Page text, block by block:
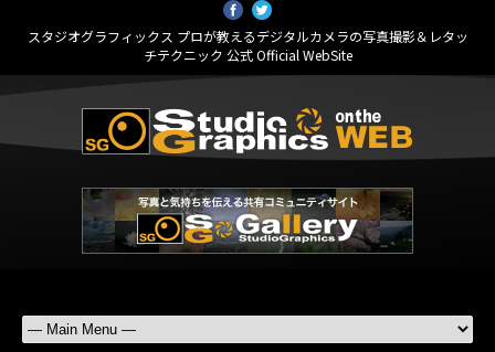
スタジオグラフィックス プロが教えるデジタルカメラの写真撮影＆レタッ
チテクニック 公式 Official WebSite